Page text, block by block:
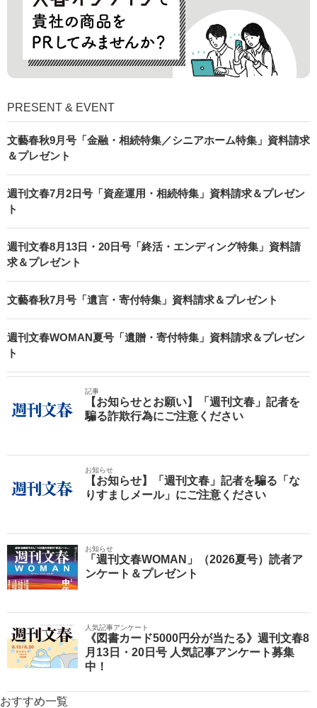
PRESENT & EVENT
文藝春秋9月号「金融・相続特集／シニアホーム特集」資料請求
＆プレゼント
週刊文春7月2日号「資産運用・相続特集」資料請求＆プレゼン
ト
週刊文春8月13日・20日号「終活・エンディング特集」資料請
求＆プレゼント
文藝春秋7月号「遺言・寄付特集」資料請求＆プレゼント
週刊文春WOMAN夏号「遺贈・寄付特集」資料請求＆プレゼン
ト
記事
【お知らせとお願い】「週刊文春」記者を
騙る詐欺行為にご注意ください
お知らせ
【お知らせ】「週刊文春」記者を騙る「な
りすましメール」にご注意ください
お知らせ
「週刊文春WOMAN」（2026夏号）読者ア
ンケート＆プレゼント
人気記事アンケート
《図書カード5000円分が当たる》週刊文春8
月13日・20日号 人気記事アンケート募集
中！
おすすめ一覧